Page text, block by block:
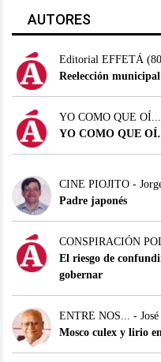
AUTORES
Editorial EFFETÁ
Reelección
YO COMO QUE OÍ...
YO COMO QUE
CINE PIOJITO -
Padre japonés
CONSPIRACIÓN
El riesgo de
gobernar
ENTRE NOS... -
Mosco culex y lirio